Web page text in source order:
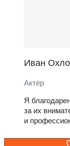
Иван
Актёр
Я
за их
и